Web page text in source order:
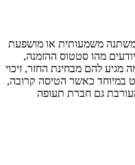
משמעותית או מושפעת
מהו סטטוס ההזמנה,
מגיע להם מבחינת החזר, זיכוי
במיוחד כאשר הטיסה קרובה,
גם חברת תעופה